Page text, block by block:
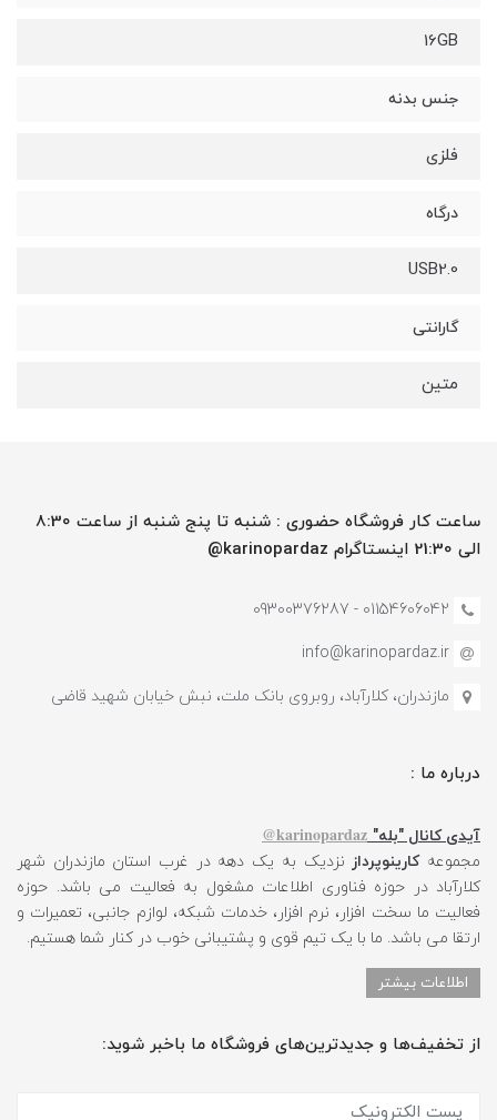
16GB
جنس بدنه
فلزی
درگاه
USB2.0
گارانتی
متین
ساعت کار فروشگاه حضوری : شنبه تا پنج شنبه از ساعت 8:30
الی 21:30 اینستاگرام karinopardaz@
01154606042 - 09300376287
info@karinopardaz.ir
مازندران، کلارآباد، روبروی بانک ملت، نبش خیابان شهید قاضی
درباره ما :
آیدی کانال "بله" karinopardaz@
مجموعهکارینوپرداز نزدیک به یک دهه در غرب استان مازندران شهر
کلارآباد در حوزه فناوری اطلاعات مشغول به فعالیت می باشد. حوزه
فعالیت ما سخت افزار، نرم افزار، خدمات شبکه، لوازم جانبی، تعمیرات و
ارتقا می باشد. ما با یک تیم قوی و پشتیبانی خوب در کنار شما هستیم.
اطلاعات بیشتر
از تخفیف‌ها و جدیدترین‌های فروشگاه ما باخبر شوید: